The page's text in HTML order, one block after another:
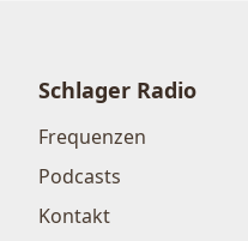
Schlager Radio
Frequenzen
Podcasts
Kontakt